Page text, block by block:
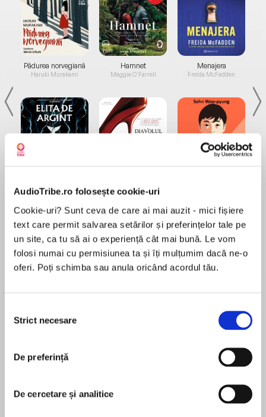
AudioTribe.ro folosește cookie-uri
Cookie-uri? Sunt ceva de care ai mai auzit - mici fișiere
text care permit salvarea setărilor și preferințelor tale pe
un site, ca tu să ai o experiență cât mai bună. Le vom
folosi numai cu permisiunea ta și îți mulțumim dacă ne-o
oferi. Poți schimba sau anula oricând acordul tău.
consimțământului
Strict necesare
De preferință
De cercetare și analitice
Pădurea norvegiană
Haruki Murakami
Hamnet
Maggie O'Farrell
Menajera
Freida McFadden
Desprecarte
Elsa are șapte ani și o inteligență tăioasă și
cultivă aplombul este bunica, fost medic în
zone calamitate, privită la rândul ei de ceilalți
au nevoie de supereroi“, bunica inventează
diferită și nimeni nu trebuie să fie normal, iar
scopul este să o pregătească pentru ceea ce
În acest moment nu există recenzii